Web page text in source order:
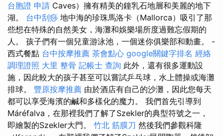
台胞證 申請 Caves）擁有精美的鐘乳石地層和美麗的地下
湖。 台中刮痧 地中海的珍珠馬洛卡（Mallorca）吸引了那
些想在特殊的自然美女，海灘和娛樂場所度過難忘假期的
人。 孩子們有一個兒童游泳池，一個迷你俱樂部和動畫。 -
西式餐點 台中按摩推薦 茶會點心 google關鍵字排名 經絡
調理證照 大里 整骨 記帳士 查詢 此外，還有很多運動設
施，因此較大的孩子甚至可以嘗試乒乓球，水上體操或海灘
排球。 豐原按摩推薦 由於酒店有自己的沙灘，因此您每天
都可以享受海濱的鹹和多樣化的魔力。 我們首先引導到
Máréfalva，在那裡我們了解了Szekler的典型符號之一，
即繪製的Szekler大門。 竹北 筋膜刀 然後我們參觀科隆